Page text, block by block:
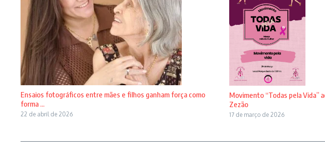
Ensaios fotográficos entre mães e filhos ganham força como
forma ...
22 de abril de 2026
Movimento “Todas pela Vida”
Zezão
17 de março de 2026